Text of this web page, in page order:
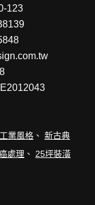
123
工業風格 、 新古典
處理 、 25坪裝潢